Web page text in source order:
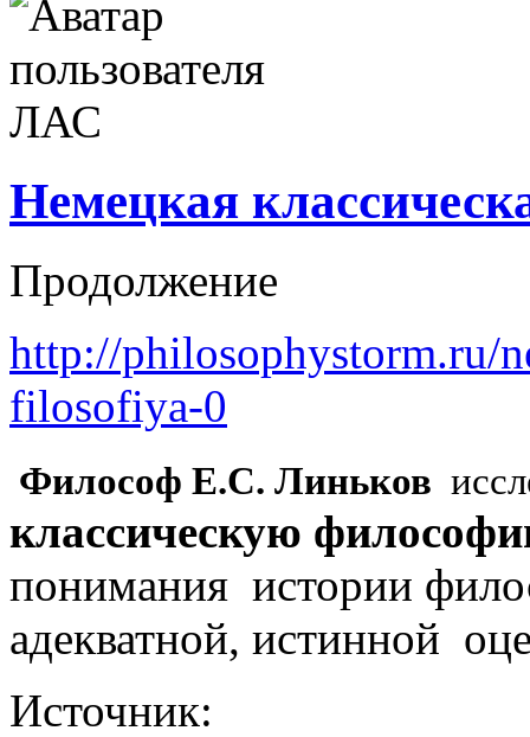
Немецкая
Продолжение
http://philosophystorm.ru/
filosofiya-0
Философ Е.С. Линьков
классическую
понимания истории
адекватной, истинной
Источник: